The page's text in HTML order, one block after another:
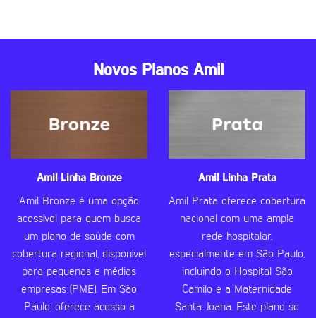
Novos Planos Amil
Amil Linha Bronze
Amil Bronze é uma opção
acessível para quem busca
um plano de saúde com
cobertura regional, disponível
para pequenas e médias
empresas (PME). Em São
Paulo, oferece acesso a
Amil Linha Prata
Amil Prata oferece cobertura
nacional com uma ampla
rede hospitalar,
especialmente em São Paulo,
incluindo o Hospital São
Camilo e a Maternidade
Santa Joana. Este plano se